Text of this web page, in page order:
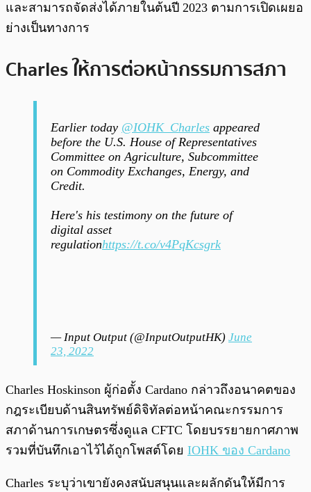
และสามารถจัดส่งได้ภายในต้นปี 2023 ตามการเปิดเผยอ
ย่างเป็นทางการ
Charles ให้การต่อหน้ากรรมการสภา
Earlier today @IOHK_Charles appeared
before the U.S. House of Representatives
Committee on Agriculture, Subcommittee
on Commodity Exchanges, Energy, and
Credit.
Here's his testimony on the future of
digital asset
regulationhttps://t.co/v4PqKcsgrk
— Input Output (@InputOutputHK) June
23, 2022
Charles Hoskinson ผู้ก่อตั้ง Cardano กล่าวถึงอนาคตของ
กฎระเบียบด้านสินทรัพย์ดิจิทัลต่อหน้าคณะกรรมการ
สภาด้านการเกษตรซึ่งดูแล CFTC โดยบรรยายกาศภาพ
รวมที่บันทึกเอาไว้ได้ถูกโพสต์โดย IOHK ของ Cardano
Charles ระบุว่าเขายังคงสนับสนุนและผลักดันให้มีการ